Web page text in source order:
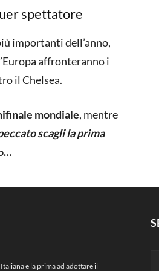
spettatore
importanti dell’anno,
affronteranno i
il Chelsea.
mondiale, mentre
scagli la prima
e la prima ad adottare il